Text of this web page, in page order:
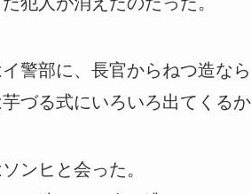
警部に、長官からねつ造な
づる式にいろいろ出てくる
ンヒと会った。